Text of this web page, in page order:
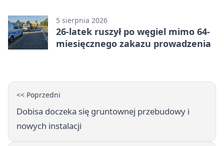
5 sierpnia 2026
26-latek ruszył po węgiel mimo 64-
miesięcznego zakazu prowadzenia
<< Poprzedni
Dobisa doczeka się gruntownej przebudowy i
nowych instalacji